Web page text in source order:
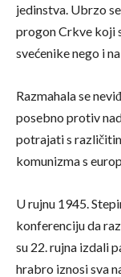
jedinstva. Ubrzo
progon Crkve koji
svećenike nego i
Razmahala se
posebno protiv
potrajati s
komunizma s
U rujnu 1945.
konferenciju da
su 22. rujna izdali
hrabro iznosi sva